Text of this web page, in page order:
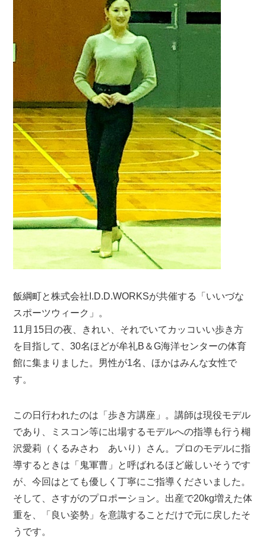
飯綱町と株式会社I.D.D.WORKSが共催する「いいづな
スポーツウィーク」。
11月15日の夜、きれい、それでいてカッコいい歩き方
を目指して、30名ほどが牟礼B＆G海洋センターの体育
館に集まりました。男性が1名、ほかはみんな女性で
す。
この日行われたのは「歩き方講座」。講師は現役モデル
であり、ミスコン等に出場するモデルへの指導も行う楜
沢愛莉（くるみさわ あいり）さん。プロのモデルに指
導するときは「鬼軍曹」と呼ばれるほど厳しいそうです
が、今回はとても優しく丁寧にご指導くださいました。
そして、さすがのプロポーション。出産で20kg増えた体
重を、「良い姿勢」を意識することだけで元に戻したそ
うです。